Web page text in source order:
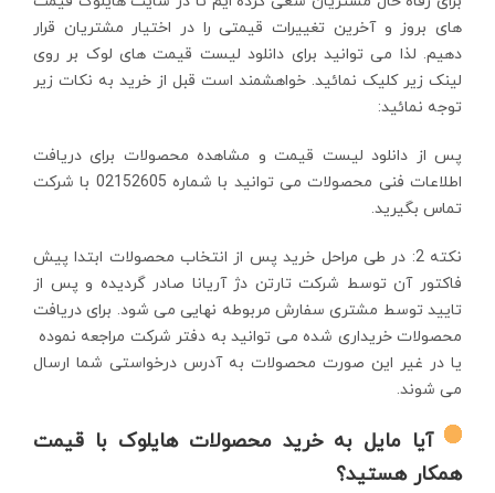
های بروز و آخرین تغییرات قیمتی را در اختیار مشتریان قرار
دهیم. لذا می توانید برای دانلود لیست قیمت های لوک بر روی
لینک زیر کلیک نمائید. خواهشمند است قبل از خرید به نکات زیر
توجه نمائید:
پس از دانلود لیست قیمت و مشاهده محصولات برای دریافت
اطلاعات فنی محصولات می توانید با شماره 02152605 با شرکت
تماس بگیرید.
نکته 2: در طی مراحل خرید پس از انتخاب محصولات ابتدا پیش
فاکتور آن توسط شرکت تارتن دژ آریانا صادر گردیده و پس از
تایید توسط مشتری سفارش مربوطه نهایی می شود. برای دریافت
محصولات خریداری شده می توانید به دفتر شرکت مراجعه نموده
یا در غیر این صورت محصولات به آدرس درخواستی شما ارسال
می شوند.
آیا مایل به خرید محصولات هایلوک با قیمت
همکار هستید؟